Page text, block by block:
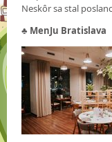
Neskôr sa stal
♣ MenJu Bratislava